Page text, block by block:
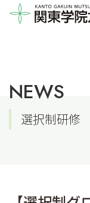
NEWS
選択制研修